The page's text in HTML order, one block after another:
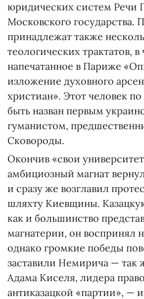
юридических систем Речи
Московского государства.
принадлежат также
теологических трактатов, в
напечатанное в Париже
изложение духовного
христиан». Этот человек
быть назван первым
гуманистом,
Сковороды.
Окончив «свои
амбициозный магнат
и сразу же возглавил
шляхту Киевщины.
как и большинство
магнатерии, он воспринял
однако громкие победы
заставили Немирича — так
Адама Киселя, лидера
антиказацкой «партии», —